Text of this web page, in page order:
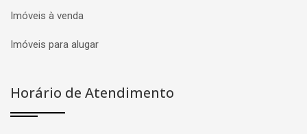
Imóveis à venda
Imóveis para alugar
Horário de Atendimento